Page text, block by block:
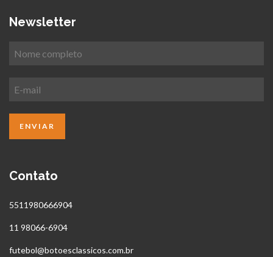
Newsletter
Contato
5511980666904
11 98066-6904
futebol@botoesclassicos.com.br